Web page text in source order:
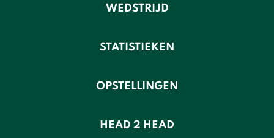
WEDSTRIJD
STATISTIEKEN
OPSTELLINGEN
HEAD 2 HEAD